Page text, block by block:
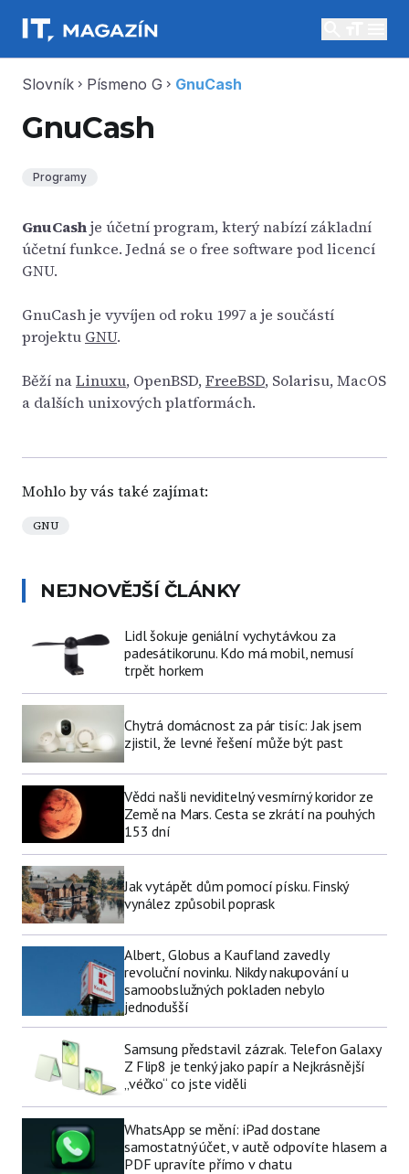
Slovník chevron_right Písmeno G chevron_right GnuCash
GnuCash
Programy
GnuCashje účetní program, který nabízí základní
účetní funkce. Jedná se o free software pod licencí
GNU.
GnuCash je vyvíjen od roku 1997 a je součástí
projektu GNU.
Běží naLinuxu, OpenBSD,FreeBSD, Solarisu, MacOS
a dalších unixových platformách.
Mohlo by vás také zajímat:
GNU
NEJNOVĚJŠÍ ČLÁNKY
Lidl šokuje geniální vychytávkou za
padesátikorunu. Kdo má mobil, nemusí
trpět horkem
Chytrá domácnost za pár tisíc: Jak jsem
zjistil, že levné řešení může být past
Vědci našli neviditelný vesmírný koridor ze
Země na Mars. Cesta se zkrátí na pouhých
153 dní
Jak vytápět dům pomocí písku. Finský
vynález způsobil poprask
Albert, Globus a Kaufland zavedly
revoluční novinku. Nikdy nakupování u
samoobslužných pokladen nebylo
jednodušší
Samsung představil zázrak. Telefon Galaxy
Z Flip8 je tenký jako papír a Nejkrásnější
„véčko“ co jste viděli
WhatsApp se mění: iPad dostane
samostatný účet, v autě odpovíte hlasem a
PDF upravíte přímo v chatu